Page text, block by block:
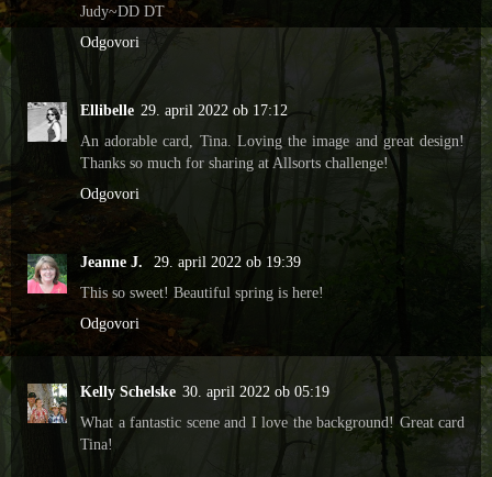
Judy~DD DT
Odgovori
Ellibelle 29. april 2022 ob 17:12
An adorable card, Tina. Loving the image and great design!
Thanks so much for sharing at Allsorts challenge!
Odgovori
Jeanne J.
29. april 2022 ob 19:39
This so sweet! Beautiful spring is here!
Odgovori
Kelly Schelske 30. april 2022 ob 05:19
What a fantastic scene and I love the background! Great card
Tina!